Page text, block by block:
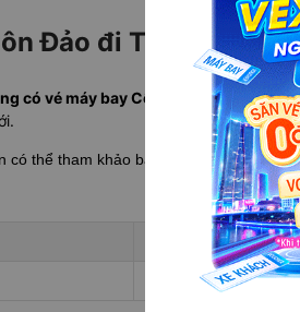
Đảo đi Thanh Hóa
có vé máy bay Côn Đảo Thanh Hóa
có thể tham khảo bảng so sánh giá vé
Giá rẻ nhất